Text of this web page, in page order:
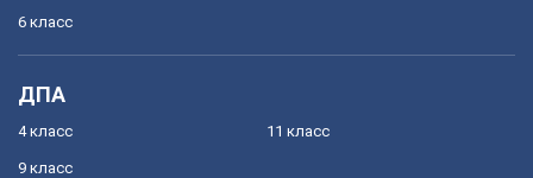
6 класс
ДПА
4 класс
9 класс
11 класс